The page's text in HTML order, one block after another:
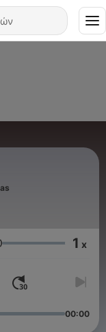
Ένταση 1 x
00:00